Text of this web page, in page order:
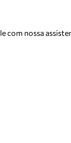
com nossa